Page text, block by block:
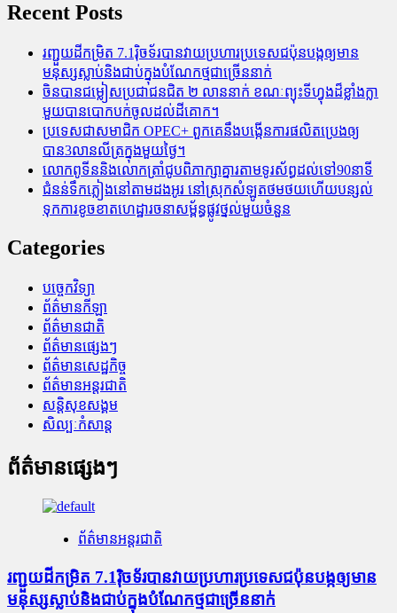
Recent Posts
រញ្ជួយដីកម្រិត​ 7.1រ៉ិចទ័របានវាយប្រហារប្រទេសជប៉ុនបង្កឲ្យមាន
មនុស្សស្លាប់​និង​ជាប់ក្នុងបំណែកថ្មជាច្រើននាក់
ចិនបានជម្លៀសប្រជាជនជិត ២ លាននាក់ ខណៈព្យុះទីហ្វុងដ៏ខ្លាំងក្លា
មួយបានបោកបក់ចូលដល់ដីគោក។
ប្រទេសជាសមាជិក OPEC+​ ពួកគេនឹងបង្កើនការផលិតប្រេងឲ្យ
បាន3លានលីត្រក្នុងមួយថ្ងៃ។
លោកពូទីននិងលោកត្រាំជូបពិភាក្សាគ្នារតាមទូរស័ព្ធដល់ទៅ90នាទី
ជំនន់​ទឹកភ្លៀង​នៅ​តាម​ដងអូរ​ នៅ​ស្រុក​សំឡូត​ថមថយ​ហើយ​បន្សល់​
ទុក​ការ​ខូចខាត​ហេដ្ឋារចនាសម្ព័ន្ធ​ផ្លូវថ្នល់​មួយ​ចំនួន
Categories
បច្ចេកវិទ្យា
ព័ត៌មានកីឡា
ព័ត៌មានជាតិ
ព័ត៌មានផ្សេងៗ
ព័ត៌មានសេដ្ឋកិច្ច
ព័ត៌មានអន្តរជាតិ
សន្តិសុខសង្គម
សិល្បៈកំសាន្ត
ព័ត៌មានផ្សេងៗ
ព័ត៌មានអន្តរជាតិ
រញ្ជួយដីកម្រិត​ 7.1រ៉ិចទ័របានវាយប្រហារប្រទេសជប៉ុនបង្កឲ្យមាន
មនុស្សស្លាប់​និង​ជាប់ក្នុងបំណែកថ្មជាច្រើននាក់